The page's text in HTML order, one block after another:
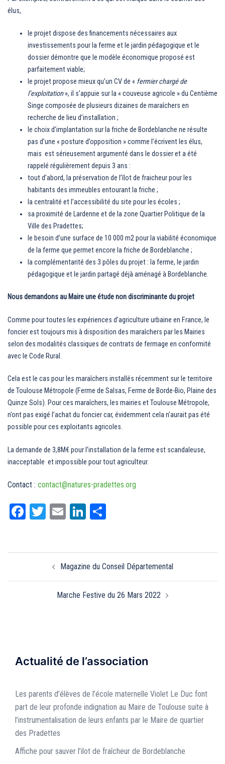
élus,
le projet dispose des financements nécessaires aux
investissements pour la ferme et le jardin pédagogique et le
dossier démontre que le modèle économique proposé est
parfaitement viable;
le projet propose mieux qu’un CV de « fermier chargé de
l’exploitation», il s’appuie sur la « couveuse agricole » du Centième
Singe composée de plusieurs dizaines de maraîchers en
recherche de lieu d’installation ;
le choix d’implantation sur la friche de Bordeblanche ne résulte
pas d’une « posture d’opposition » comme l’écrivent les élus,
mais est sérieusement argumenté dans le dossier et a été
rappelé régulièrement depuis 3 ans :
tout d’abord, la préservation de l’îlot de fraicheur pour les
habitants des immeubles entourant la friche ;
la centralité et l’accessibilité du site pour les écoles ;
sa proximité de Lardenne et de la zone Quartier Politique de la
Ville des Pradettes;
le besoin d’une surface de 10 000 m2 pour la viabilité économique
de la ferme que permet encore la friche de Bordeblanche ;
la complémentarité des 3 pôles du projet : la ferme, le jardin
pédagogique et le jardin partagé déjà aménagé à Bordeblanche.
Nous demandons au Maire une étude non discriminante du projet
Comme pour toutes les expériences d’agriculture urbaine en France, le
foncier est toujours mis à disposition des maraîchers par les Mairies
selon des modalités classiques de contrats de fermage en conformité
avec le Code Rural.
Cela est le cas pour les maraîchers installés récemment sur le territoire
de Toulouse Métropole (Ferme de Salsas, Ferme de Borde-Bio, Plaine des
Quinze Sols). Pour ces maraîchers, les mairies et Toulouse Métropole,
n’ont pas exigé l’achat du foncier car, évidemment cela n’aurait pas été
possible pour ces exploitants agricoles.
La demande de 3,8M€ pour l’installation de la ferme est scandaleuse,
inacceptable et impossible pour tout agriculteur.
Contact : contact@natures-pradettes.org
Facebook
Twitter
EmailLinkedIn
d’article
Magazine du Conseil Départemental
Marche Festive du 26 Mars 2022
Actualité de l’association
Les parents d’élèves de l’école maternelle Violet Le Duc font
part de leur profonde indignation au Maire de Toulouse suite à
l’instrumentalisation de leurs enfants par le Maire de quartier
des Pradettes
Affiche pour sauver l’ilot de fraîcheur de Bordeblanche